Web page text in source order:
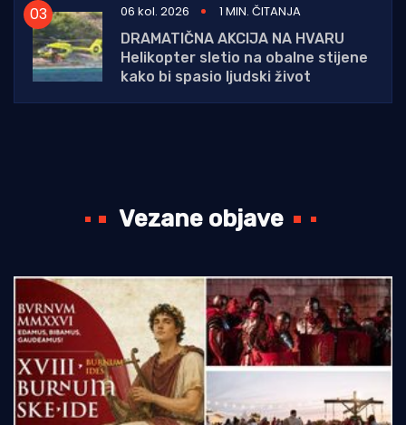
06 kol. 2026
1 MIN. ČITANJA
DRAMATIČNA AKCIJA NA HVARU
Helikopter sletio na obalne stijene
kako bi spasio ljudski život
Vezane objave